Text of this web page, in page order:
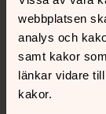
webbplatsen
analys och
samt kakor
länkar vidare
kakor.
Hitta snabbt